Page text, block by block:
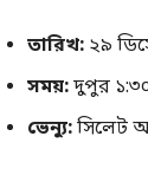
তারিখ:২৯
সময়:দুপুর ১:৩০
ভেন্যু:সিলেট